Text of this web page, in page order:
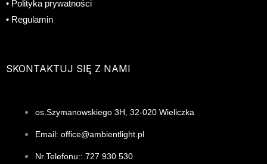
o
r
m t
• Polityka prywatności
• Regulamin
SKONTAKTUJ SIĘ Z NAMI
os.Szymanowskiego 3H, 32-020 Wieliczka
Email: office@ambientlight.pl
Nr.Telefonu:: 727 930 530